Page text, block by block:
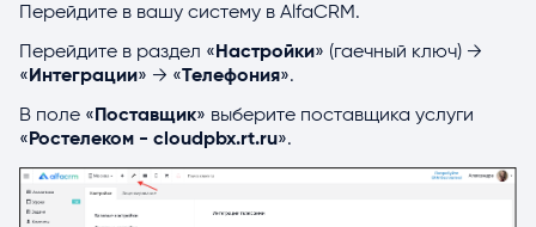
Перейдите в вашу систему в AlfaCRM.
Перейдите в раздел « Настройки» (гаечный ключ) →
« Интеграции» → «Телефония».
В поле « Поставщик» выберите поставщика услуги
« Ростелеком - cloudpbx.rt.ru».